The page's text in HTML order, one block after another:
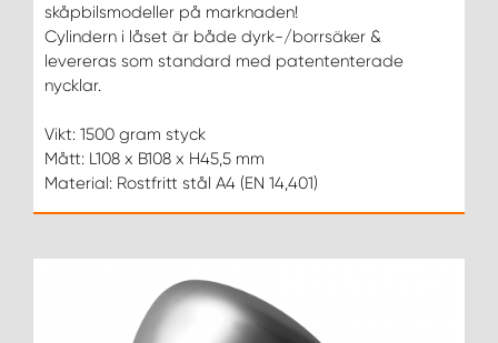
skåpbilsmodeller på marknaden!
Cylindern i låset är både dyrk-/borrsäker &
levereras som standard med patententerade
nycklar.
Vikt: 1500 gram styck
Mått: L108 x B108 x H45,5 mm
Material: Rostfritt stål A4 (EN 14,401)